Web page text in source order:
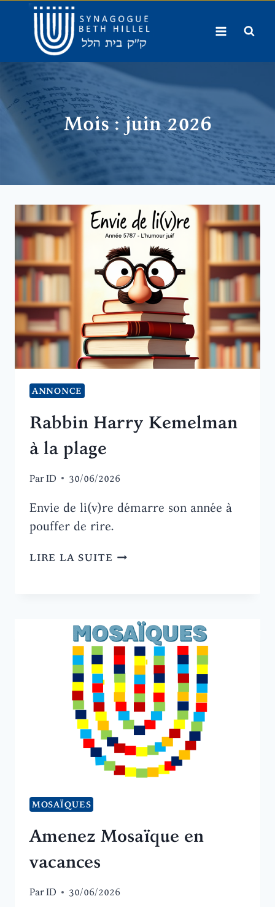
contenu
Mois : juin 2026
ANNONCE
Rabbin Harry Kemelman
à la plage
ParID 30/06/2026
Envie de li(v)re démarre son année à
pouffer de rire.
LIRE LA SUITE RABBIN
LA
PLAGE
MOSAÏQUES
Amenez Mosaïque en
vacances
ParID 30/06/2026